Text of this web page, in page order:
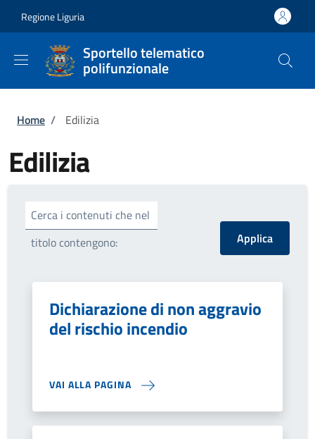
Regione Liguria
Sportello telematico
polifunzionale
Briciole di pane
Home / Edilizia
Edilizia
Cerca i contenuti che nel
titolo contengono:
Dichiarazione di non aggravio
del rischio incendio
VAI ALLA PAGINA